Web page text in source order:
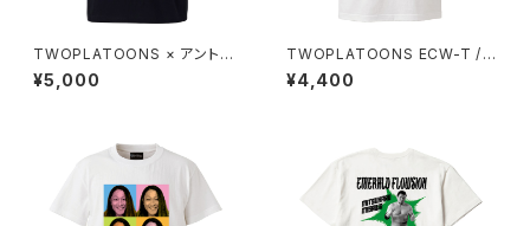
TWOPLATOONS × アントニ
オ猪木 コラボレーション COLL
EGE-T / BLACK
¥5,000
TWOPLATOONS ECW-T /
WHITE
¥4,400